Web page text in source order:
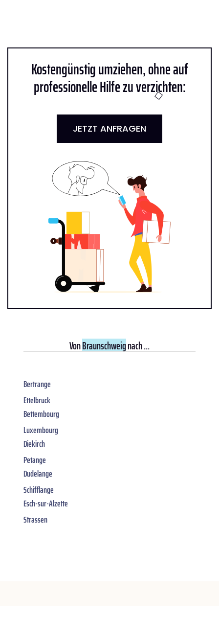
Kostengünstig umziehen, ohne auf
professionelle Hilfe zu verzichten:
JETZT ANFRAGEN
VonBraunschweignach ...
Bertrange
Ettelbruck
Bettembourg
Luxembourg
Diekirch
Petange
Dudelange
Schifflange
Esch-sur-Alzette
Strassen